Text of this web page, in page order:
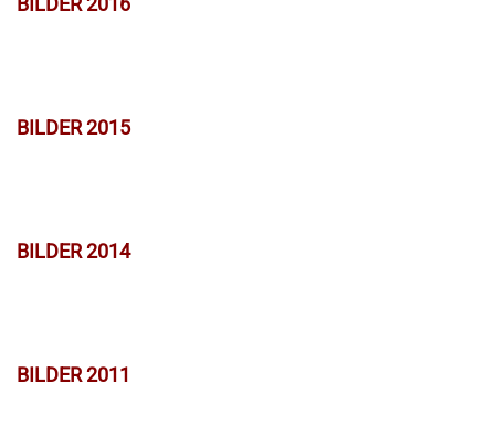
BILDER 2015
BILDER 2014
BILDER 2011